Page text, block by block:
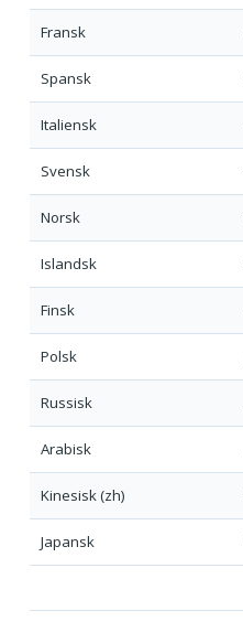
Fransk
Spansk
Italiensk
Svensk
Norsk
Islandsk
Finsk
Polsk
Russisk
Arabisk
Kinesisk (zh)
Japansk